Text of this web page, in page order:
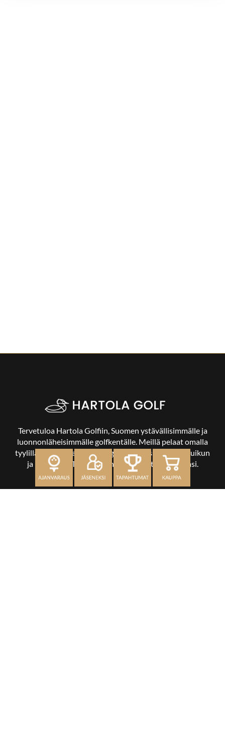
Tervetuloa Hartola Golfiin, Suomen ystävällisimmälle ja
luonnonläheisimmälle golfkentälle. Meillä pelaat omalla
tyylilläsi ja tasollasi – ja bongaat halutessasi vaikka uikun
ja kuikankin. Tärkeintä on, että nautit vierailustasi.